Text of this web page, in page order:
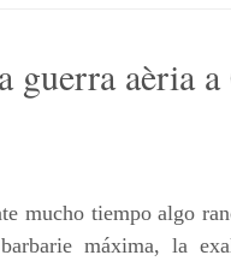
guerra aèria
mucho tiempo algo
máxima, la